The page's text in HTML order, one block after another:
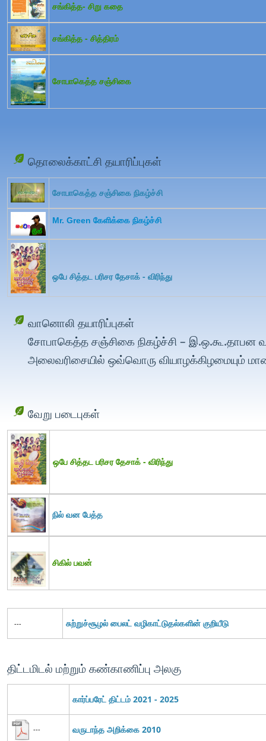
சங்கித்த- சிறு கதை
சங்கித்த - சித்திரம்
சோபாகெத்த சஞ்சிகை
தொலைக்காட்சி தயாரிப்புகள்
சோபாகெத்த சஞ்சிகை நிகழ்ச்சி
Mr. Green கேளிக்கை நிகழ்ச்சி
ஒபே சித்தட பரிசர தேசாக் - விரிந்து
வானொலி தயாரிப்புகள்
சோபாகெத்த சஞ்சிகை நிகழ்ச்சி – இ.ஒ.கூ.தாபன
அலைவரிசையில் ஒவ்வொரு வியாழக்கிழமையும்
வேறு படைபுகள்
ஒபே சித்தட பரிசர தேசாக் - விரிந்து
நில் வன பேத்த
சிகில் பவன்
--- சுற்றுச்சூழல் பைலட் வழிகாட்டுதல்களின் குறியீடு
திட்டமிடல் மற்றும் கண்காணிப்பு அலகு
கார்ப்பரேட் திட்டம் 2021 - 2025
--- வருடாந்த அறிக்கை 2010